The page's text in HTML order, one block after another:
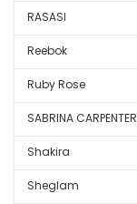
RASASI
Reebok
Ruby Rose
SABRINA CARPENTER
Shakira
Sheglam